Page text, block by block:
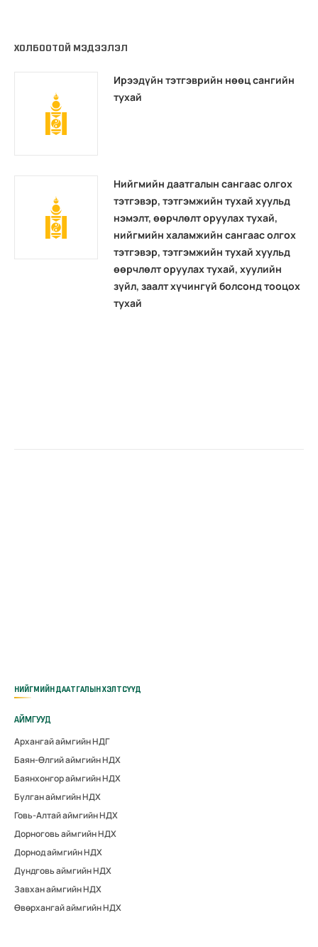
ХОЛБООТОЙ МЭДЭЭЛЭЛ
Ирээдүйн тэтгэврийн нөөц сангийн
тухай
Нийгмийн даатгалын сангаас олгох
тэтгэвэр, тэтгэмжийн тухай хуульд
нэмэлт, өөрчлөлт оруулах тухай,
нийгмийн халамжийн сангаас олгох
тэтгэвэр, тэтгэмжийн тухай хуульд
өөрчлөлт оруулах тухай, хуулийн
зүйл, заалт хүчингүй болсонд тооцох
тухай
НИЙГМИЙН ДААТГАЛЫН ХЭЛТСҮҮД
АЙМГУУД
Архангай аймгийн НДГ
Баян-Өлгий аймгийн НДХ
Баянхонгор аймгийн НДХ
Булган аймгийн НДХ
Говь-Алтай аймгийн НДХ
Дорноговь аймгийн НДХ
Дорнод аймгийн НДХ
Дундговь аймгийн НДХ
Завхан аймгийн НДХ
Өвөрхангай аймгийн НДХ